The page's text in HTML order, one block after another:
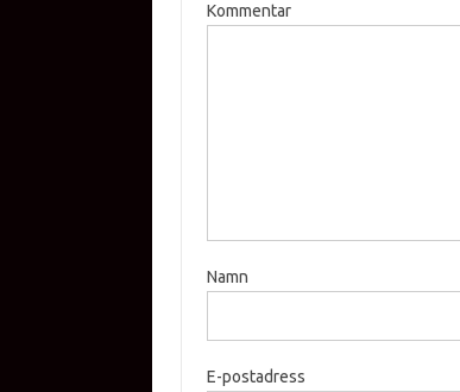
Kommentar
Namn
E-postadress